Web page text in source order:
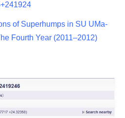
of Superhumps in SU UMa-
Fourth Year (2011–2012)